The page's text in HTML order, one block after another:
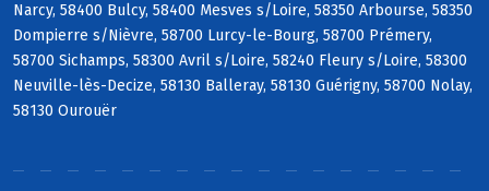
Narcy, 58400 Bulcy, 58400 Mesves s/Loire, 58350 Arbourse, 58350
Dompierre s/Nièvre, 58700 Lurcy-le-Bourg, 58700 Prémery,
58700 Sichamps, 58300 Avril s/Loire, 58240 Fleury s/Loire, 58300
Neuville-lès-Decize, 58130 Balleray, 58130 Guérigny, 58700 Nolay,
58130 Ourouër